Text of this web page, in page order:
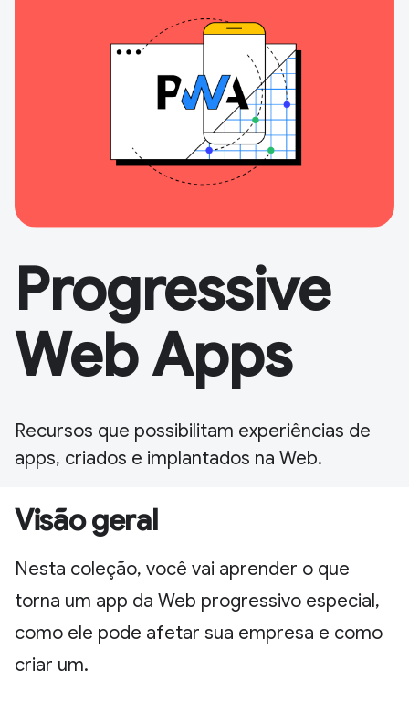
Progressive
Web Apps
Recursos que possibilitam experiências de
apps, criados e implantados na Web.
Visão geral
Nesta coleção, você vai aprender o que
torna um app da Web progressivo especial,
como ele pode afetar sua empresa e como
criar um.